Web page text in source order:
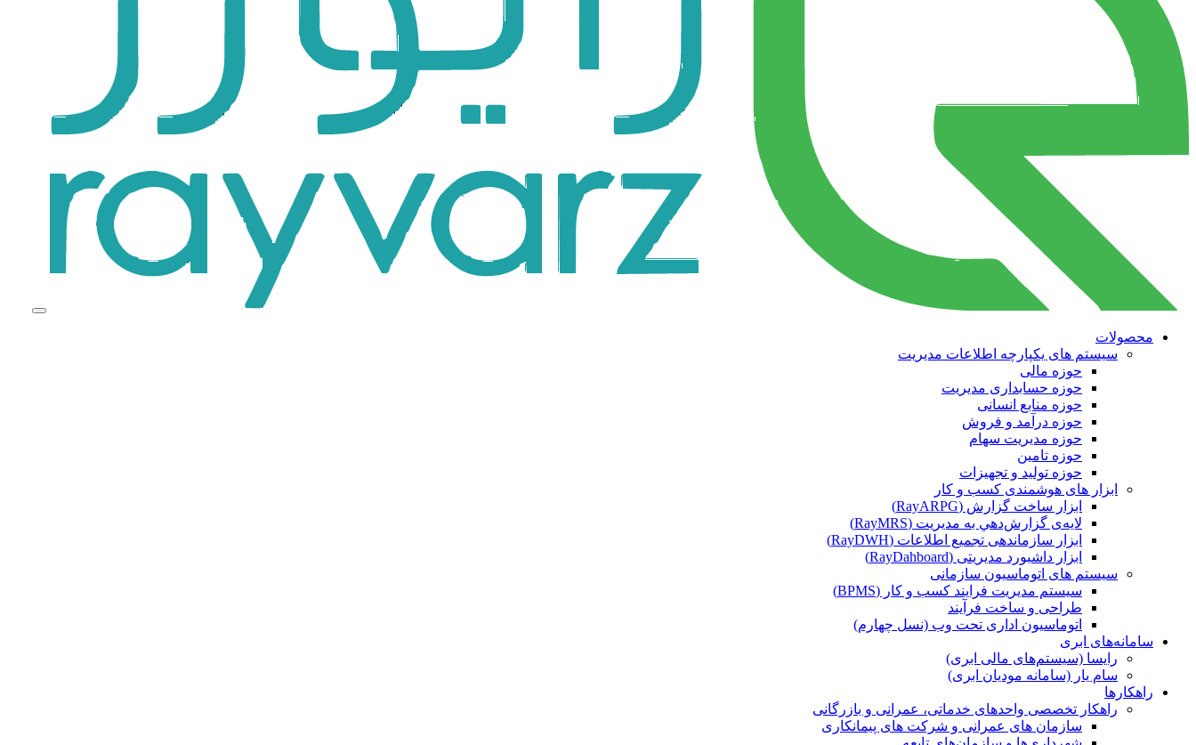
محصولات
سیستم های یکپارچه اطلاعات مدیریت
حوزه مالی
حوزه حسابداری مدیریت
حوزه منابع انسانی
حوزه درآمد و فروش
حوزه مدیریت سهام
حوزه تامین
حوزه تولید و تجهیزات
ابزار های هوشمندی کسب و کار
ابزار ساخت گزارش (RayARPG)
لایه‌ی گزارش‌دهي به مديريت (RayMRS)
ابزار سازماندهی تجمیع اطلاعات (RayDWH)
ابزار داشبورد مدیریتی (RayDahboard)
سیستم های اتوماسیون سازمانی
سیستم مدیریت فرایند کسب و کار (BPMS)
طراحی و ساخت فرآیند
اتوماسیون اداری تحت وب (نسل چهارم)
سامانه‌های ابری
رایسا (سیستم‌های مالی ابری)
سام یار (سامانه مودیان ابری)
راهکارها
راهکار تخصصی واحدهای خدماتی، عمرانی و بازرگانی
سازمان های عمرانی و شرکت های پیمانکاری